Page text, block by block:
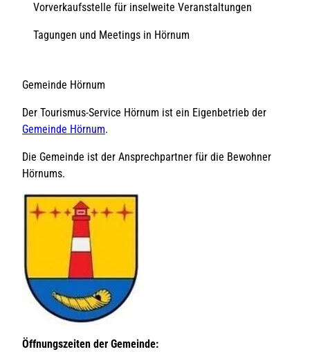
Vorverkaufsstelle für inselweite Veranstaltungen
Tagungen und Meetings in Hörnum
Gemeinde Hörnum
Der Tourismus-Service Hörnum ist ein Eigenbetrieb der
Gemeinde Hörnum.
Die Gemeinde ist der Ansprechpartner für die Bewohner
Hörnums.
Öffnungszeiten der Gemeinde: